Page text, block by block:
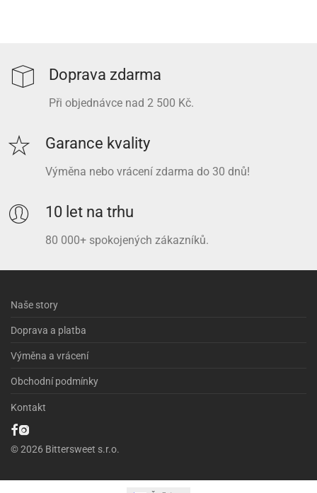
Doprava zdarma
Při objednávce nad 2 500 Kč.
Garance kvality
Výměna nebo vrácení zdarma do 30 dnů!
10 let na trhu
80 000+ spokojených zákazníků.
Naše story
Doprava a platba
Výměna a vrácení
Obchodní podmínky
Kontakt
© 2026 Bittersweet s.r.o.